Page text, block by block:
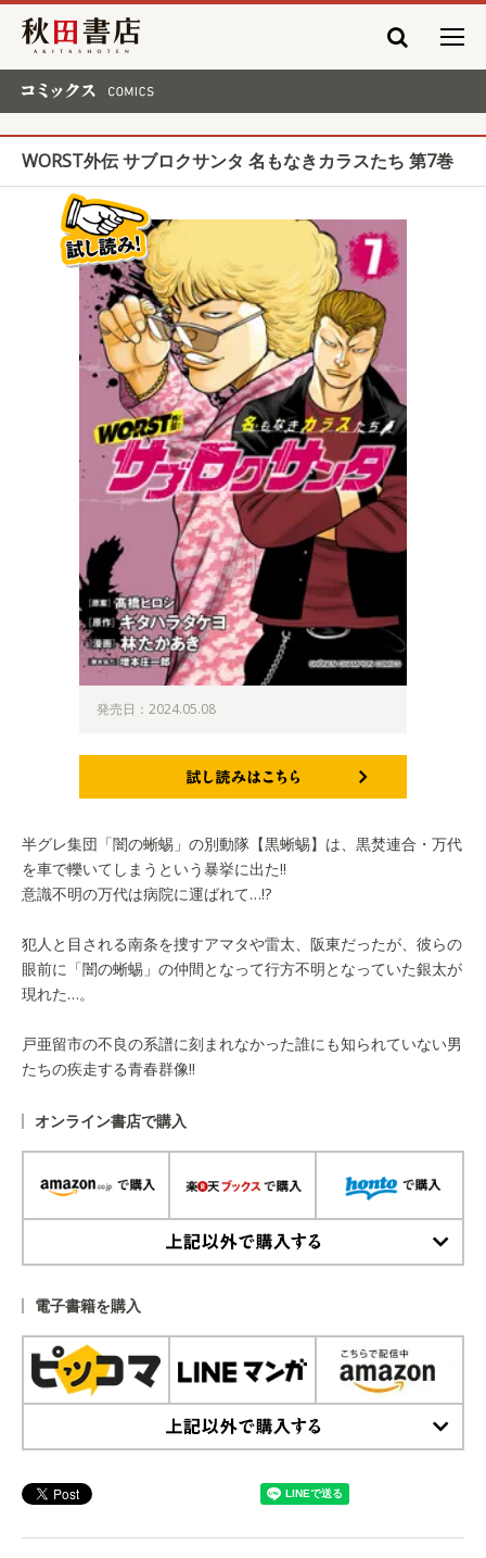
秋田書店
WORST外伝 サブロクサンタ 名もなきカラスたち 第7巻
発売日：2024.05.08
半グレ集団「闇の蜥蜴」の別動隊【黒蜥蜴】は、黒焚連合・万代
を車で轢いてしまうという暴挙に出た!!
意識不明の万代は病院に運ばれて…!?
犯人と目される南条を捜すアマタや雷太、阪東だったが、彼らの
眼前に「闇の蜥蜴」の仲間となって行方不明となっていた銀太が
現れた…。
戸亜留市の不良の系譜に刻まれなかった誰にも知られていない男
たちの疾走する青春群像!!
オンライン書店で購入
電子書籍を購入